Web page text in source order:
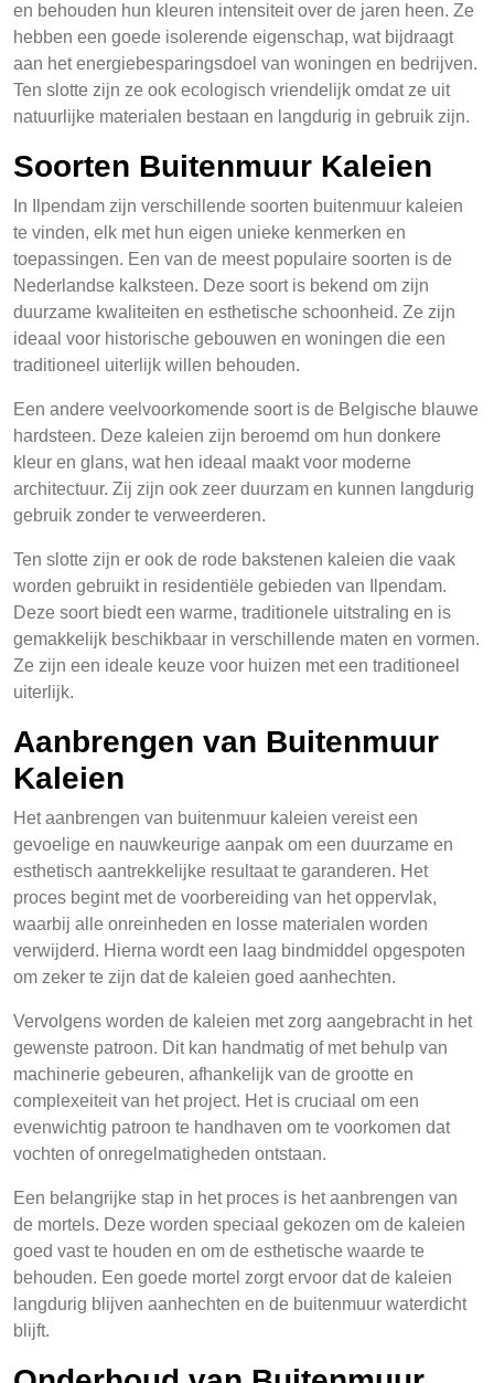
en behouden hun kleuren intensiteit over de jaren heen. Ze
hebben een goede isolerende eigenschap, wat bijdraagt
aan het energiebesparingsdoel van woningen en bedrijven.
Ten slotte zijn ze ook ecologisch vriendelijk omdat ze uit
natuurlijke materialen bestaan en langdurig in gebruik zijn.
Soorten Buitenmuur Kaleien
In Ilpendam zijn verschillende soorten buitenmuur kaleien
te vinden, elk met hun eigen unieke kenmerken en
toepassingen. Een van de meest populaire soorten is de
Nederlandse kalksteen. Deze soort is bekend om zijn
duurzame kwaliteiten en esthetische schoonheid. Ze zijn
ideaal voor historische gebouwen en woningen die een
traditioneel uiterlijk willen behouden.
Een andere veelvoorkomende soort is de Belgische blauwe
hardsteen. Deze kaleien zijn beroemd om hun donkere
kleur en glans, wat hen ideaal maakt voor moderne
architectuur. Zij zijn ook zeer duurzam en kunnen langdurig
gebruik zonder te verweerderen.
Ten slotte zijn er ook de rode bakstenen kaleien die vaak
worden gebruikt in residentiële gebieden van Ilpendam.
Deze soort biedt een warme, traditionele uitstraling en is
gemakkelijk beschikbaar in verschillende maten en vormen.
Ze zijn een ideale keuze voor huizen met een traditioneel
uiterlijk.
Aanbrengen van Buitenmuur
Kaleien
Het aanbrengen van buitenmuur kaleien vereist een
gevoelige en nauwkeurige aanpak om een duurzame en
esthetisch aantrekkelijke resultaat te garanderen. Het
proces begint met de voorbereiding van het oppervlak,
waarbij alle onreinheden en losse materialen worden
verwijderd. Hierna wordt een laag bindmiddel opgespoten
om zeker te zijn dat de kaleien goed aanhechten.
Vervolgens worden de kaleien met zorg aangebracht in het
gewenste patroon. Dit kan handmatig of met behulp van
machinerie gebeuren, afhankelijk van de grootte en
complexeiteit van het project. Het is cruciaal om een
evenwichtig patroon te handhaven om te voorkomen dat
vochten of onregelmatigheden ontstaan.
Een belangrijke stap in het proces is het aanbrengen van
de mortels. Deze worden speciaal gekozen om de kaleien
goed vast te houden en om de esthetische waarde te
behouden. Een goede mortel zorgt ervoor dat de kaleien
langdurig blijven aanhechten en de buitenmuur waterdicht
blijft.